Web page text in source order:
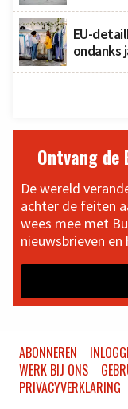
EU-
ondanks
Ontvang de
De wereld
achter de feiten
wees mee met
nieuwsbrieven
ABONNEREN
WERK BIJ ONS
PRIVACYVERKLARING